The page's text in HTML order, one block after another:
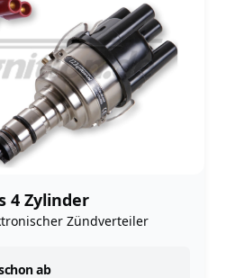
4 Zylinder
Zündverteiler
ab